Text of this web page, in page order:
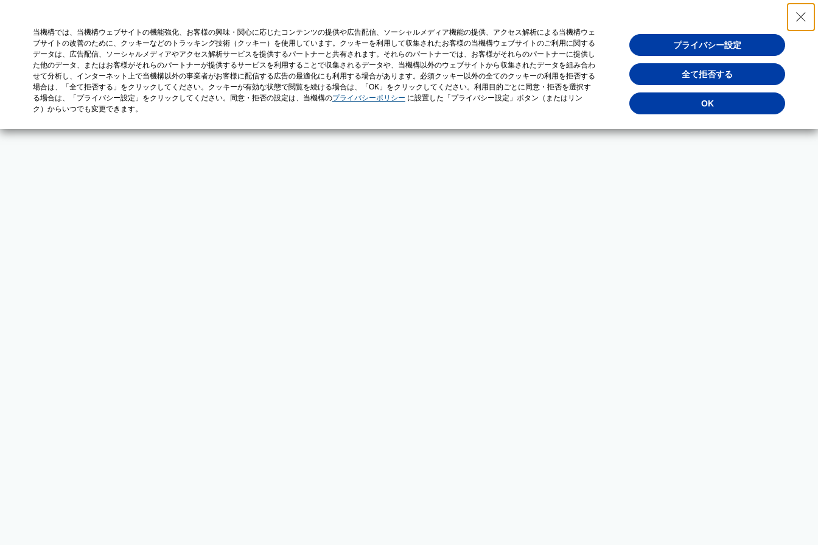
当機構では、当機構ウェブサイトの機能強化、お客様の興味・関心に応じたコンテンツの提供や広告配信、ソーシャルメディア機能の提供、アクセス解析による当機構ウェ
ブサイトの改善のために、クッキーなどのトラッキング技術（クッキー）を使用しています。クッキーを利用して収集されたお客様の当機構ウェブサイトのご利用に関する
データは、広告配信、ソーシャルメディアやアクセス解析サービスを提供するパートナーと共有されます。それらのパートナーでは、お客様がそれらのパートナーに提供し
た他のデータ、またはお客様がそれらのパートナーが提供するサービスを利用することで収集されるデータや、当機構以外のウェブサイトから収集されたデータを組み合わ
せて分析し、インターネット上で当機構以外の事業者がお客様に配信する広告の最適化にも利用する場合があります。必須クッキー以外の全てのクッキーの利用を拒否する
場合は、「全て拒否する」をクリックしてください。クッキーが有効な状態で閲覧を続ける場合は、「OK」をクリックしてください。利用目的ごとに同意・拒否を選択す
る場合は、「プライバシー設定」をクリックしてください。同意・拒否の設定は、当機構のプライバシーポリシー に設置した「プライバシー設定」ボタン（またはリン
ク）からいつでも変更できます。
プライバシー設定
全て拒否する
OK